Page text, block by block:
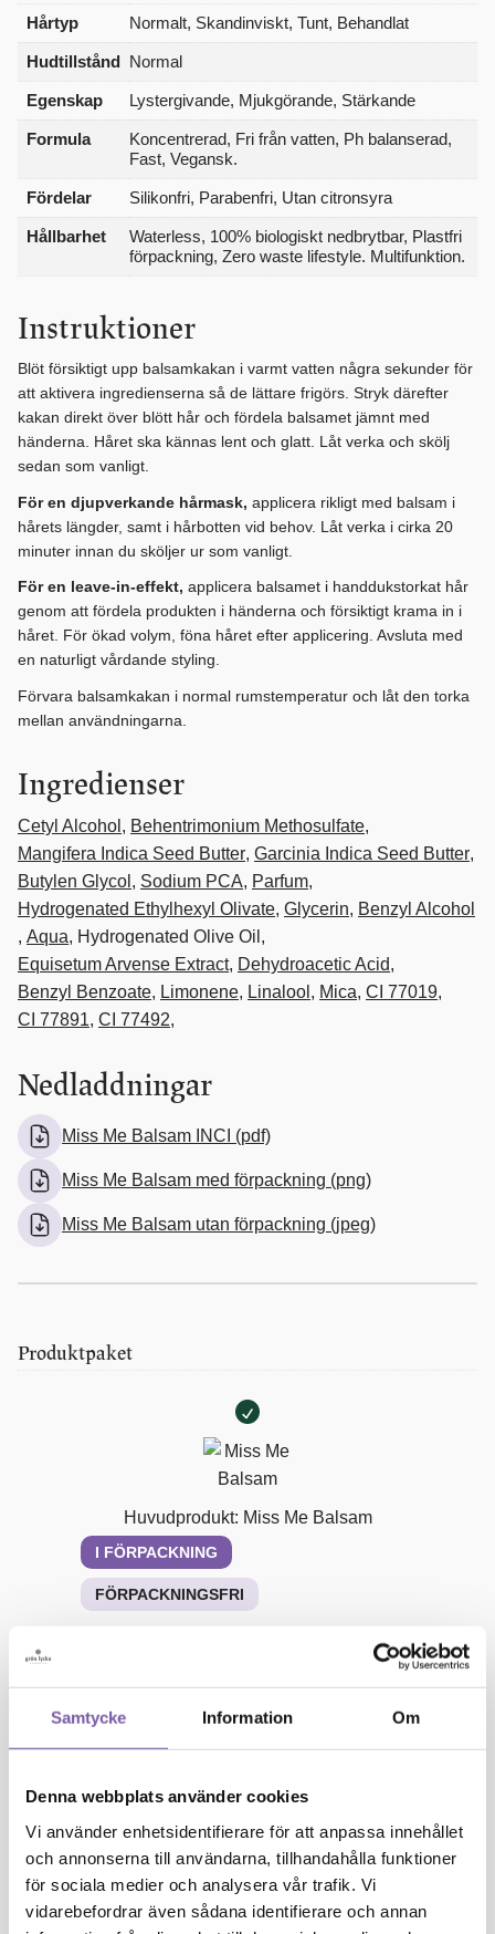
Samtycke Information Om
Denna webbplats använder cookies
Vi använder enhetsidentifierare för att anpassa innehållet
och annonserna till användarna, tillhandahålla funktioner
för sociala medier och analysera vår trafik. Vi
vidarebefordrar även sådana identifierare och annan
Hårtyp Normalt, Skandinviskt, Tunt, Behandlat
Hudtillstånd Normal
Egenskap Lystergivande, Mjukgörande, Stärkande
Formula
Koncentrerad, Fri från vatten, Ph balanserad,
Fast, Vegansk.
Fördelar Silikonfri, Parabenfri, Utan citronsyra
Hållbarhet
Waterless, 100% biologiskt nedbrytbar, Plastfri
förpackning, Zero waste lifestyle. Multifunktion.
Instruktioner
Blöt försiktigt upp balsamkakan i varmt vatten några sekunder för
att aktivera ingredienserna så de lättare frigörs. Stryk därefter
kakan direkt över blött hår och fördela balsamet jämnt med
händerna. Håret ska kännas lent och glatt. Låt verka och skölj
sedan som vanligt.
För en djupverkande hårmask, applicera rikligt med balsam i
hårets längder, samt i hårbotten vid behov. Låt verka i cirka 20
minuter innan du sköljer ur som vanligt.
För en leave-in-effekt, applicera balsamet i handdukstorkat hår
genom att fördela produkten i händerna och försiktigt krama in i
håret. För ökad volym, föna håret efter applicering. Avsluta med
en naturligt vårdande styling.
Förvara balsamkakan i normal rumstemperatur och låt den torka
mellan användningarna.
Ingredienser
Cetyl Alcohol , Behentrimonium Methosulfate,
Mangifera Indica Seed Butter, Garcinia Indica Seed Butter,
Butylen Glycol , Sodium PCA, Parfum,
Hydrogenated Ethylhexyl Olivate, Glycerin, Benzyl Alcohol
, Aqua, Hydrogenated Olive Oil,
Equisetum Arvense Extract, Dehydroacetic Acid,
Benzyl Benzoate, Limonene, Linalool , Mica, CI 77019,
CI 77891, CI 77492,
Nedladdningar
Miss Me Balsam INCI (pdf)
Miss Me Balsam med förpackning (png)
Miss Me Balsam utan förpackning (jpeg)
miss me balsam
Hänger ihop med schampot
Fin avslutning efter härligt löddrande schamponering. Lätt
Produktpaket
Miss
Me
Balsam
Huvudprodukt: Miss Me Balsam
I FÖRPACKNING
FÖRPACKNINGSFRI
Balsam
+
Me
Schampo
Miss Me Schampo
I FÖRPACKNING